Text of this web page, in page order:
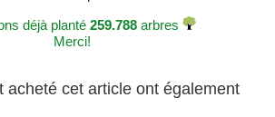
déjà planté 259.788 arbres
Merci!
acheté cet article ont également